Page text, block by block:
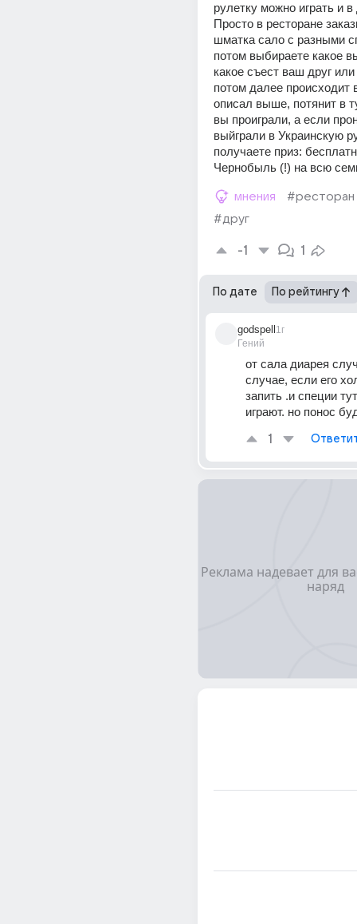
рулетку можно играть и
Просто в ресторане
шматка сало с разными
потом выбираете какое
какое съест ваш друг или
потом далее происходит
описал выше, потянит в
вы проиграли, а если
выйграли в Украинскую
получаете приз:
Чернобыль (!) на всю
мнения
#ресторан
#друг
-1 1
По дате По рейтингу
godspell
Гений
1г
от сала диарея
случае, если его
запить .и специи
играют. но понос
1